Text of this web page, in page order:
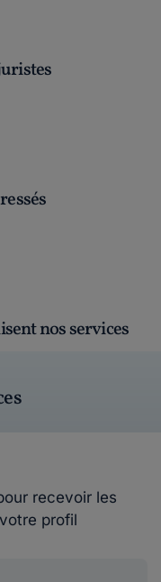
nos services
recevoir les
profil